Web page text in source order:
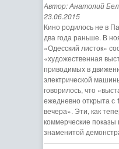
Автор: Анатолий
23.06.2015
Кино родилось не в
два года раньше. В
«Одесский листок»
«художественная
приводимых в
электрической
говорилось, что
ежедневно открыта с
вечера». Эти, как
коммерческие
знаменитой